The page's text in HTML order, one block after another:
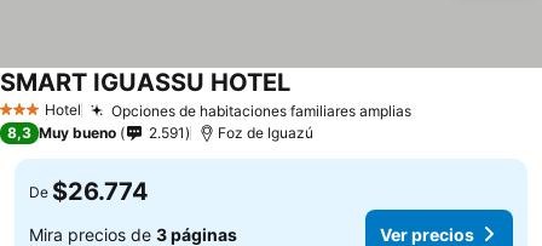
3 Estrellas
Hotel Opciones de habitaciones familiares amplias
SMART IGUASSU HOTEL
8,3 Muy bueno 2.591 Foz de Iguazú
De $26.774
Mira precios de 3 páginas Ver precios